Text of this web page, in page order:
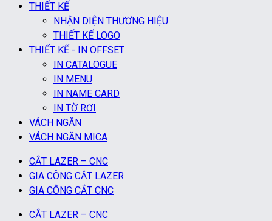
THIẾT KẾ
NHẬN DIỆN THƯƠNG HIỆU
THIẾT KẾ LOGO
THIẾT KẾ - IN OFFSET
IN CATALOGUE
IN MENU
IN NAME CARD
IN TỜ RƠI
VÁCH NGĂN
VÁCH NGĂN MICA
CẮT LAZER – CNC
GIA CÔNG CẮT LAZER
GIA CÔNG CẮT CNC
CẮT LAZER – CNC